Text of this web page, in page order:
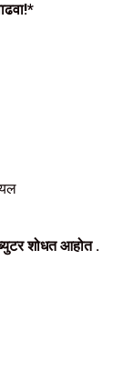
शोधत आहोत .